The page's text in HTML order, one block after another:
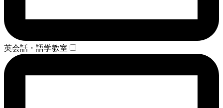
英会話・語学教室